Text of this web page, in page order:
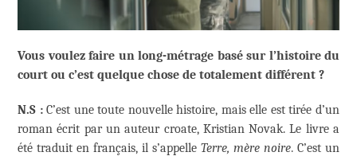
Vous voulez faire un long-métrage basé sur l’histoire du
court ou c’est quelque chose de totalement différent ?
N.S :C’est une toute nouvelle histoire, mais elle est tirée d’un
roman écrit par un auteur croate, Kristian Novak. Le livre a
été traduit en français, il s’appelle Terre, mère noire. C’est un